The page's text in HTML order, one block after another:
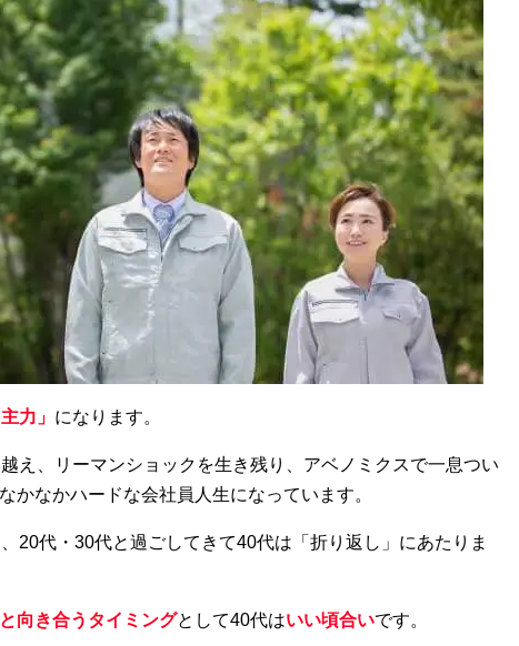
力」 になります。
え、リーマンショックを生き残り、アベノミクスで一息つい
かなかハードな会社員人生になっています。
20代・30代と過ごしてきて40代は「折り返し」にあたりま
向き合うタイミングとして40代はいい頃合いです。